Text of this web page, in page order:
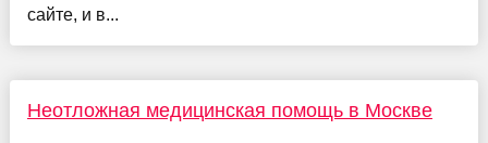
сайте, и в...
Неотложная медицинская помощь в Москве